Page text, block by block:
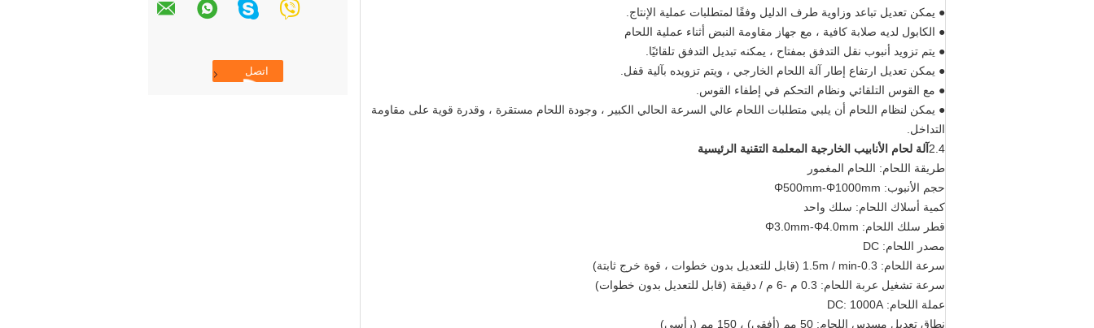
● يمكن تعديل تباعد وزاوية طرف الدليل وفقًا لمتطلبات عملية الإنتاج.
● الكابول لديه صلابة كافية ، مع جهاز مقاومة النبض أثناء عملية اللحام
● يتم تزويد أنبوب نقل التدفق بمفتاح ، يمكنه تبديل التدفق تلقائيًا.
● يمكن تعديل ارتفاع إطار آلة اللحام الخارجي ، ويتم تزويده بآلية قفل.
● مع القوس التلقائي ونظام التحكم في إطفاء القوس.
● يمكن لنظام اللحام أن يلبي متطلبات اللحام عالي السرعة الحالي الكبير ، وجودة اللحام مستقرة ، وقدرة قوية على مقاومة
التداخل.
2.4 آلة لحام الأنابيب الخارجية المعلمة التقنية الرئيسية
طريقة اللحام: اللحام المغمور
حجم الأنبوب: Φ500mm-Φ1000mm
كمية أسلاك اللحام: سلك واحد
قطر سلك اللحام: Φ3.0mm-Φ4.0mm
مصدر اللحام: DC
سرعة اللحام: 0.3-1.5m / min (قابل للتعديل بدون خطوات ، قوة خرج ثابتة)
سرعة تشغيل عربة اللحام: 0.3 م -6 م / دقيقة (قابل للتعديل بدون خطوات)
عملة اللحام: DC: 1000A
نطاق تعديل مسدس اللحام: 50 مم (أفقي) ، 150 مم (رأسي)